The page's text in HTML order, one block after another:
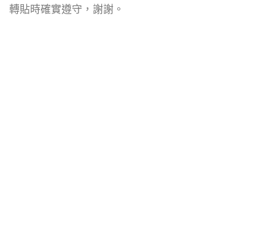
轉貼時確實遵守，謝謝。